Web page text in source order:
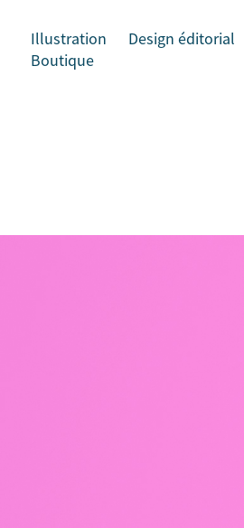
Illustration Design éditorial
Boutique